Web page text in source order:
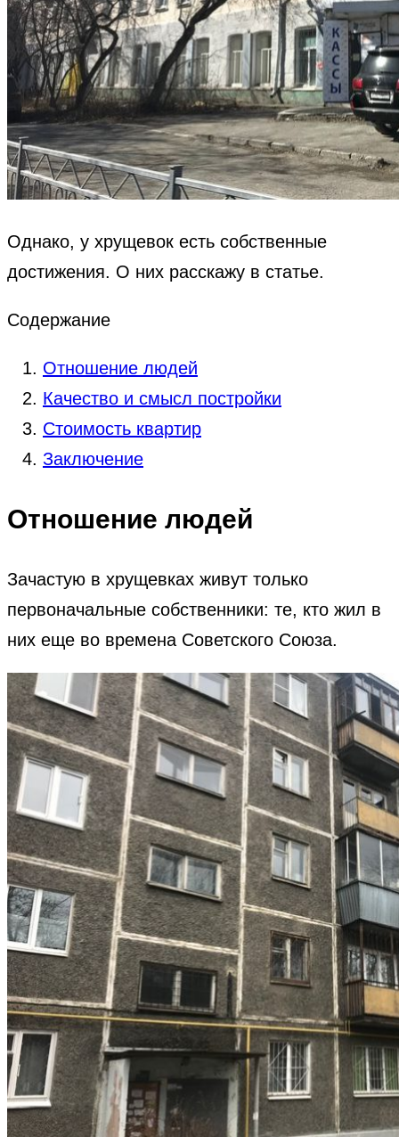
Однако, у хрущевок есть собственные
достижения. О них расскажу в статье.
Содержание
Отношение людей
Качество и смысл постройки
Стоимость квартир
Заключение
Отношение людей
Зачастую в хрущевках живут только
первоначальные собственники: те, кто жил в
них еще во времена Советского Союза.